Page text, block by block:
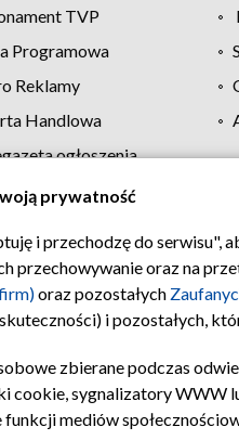
TVP
Programowa
Reklamy
Handlowa
ogłoszenia
prywatność
i przechodzę do serwisu",
przechowywanie oraz na
oraz pozostałych
i pozostałych,
zbierane podczas
cookie, sygnalizatory WWW
funkcji mediów